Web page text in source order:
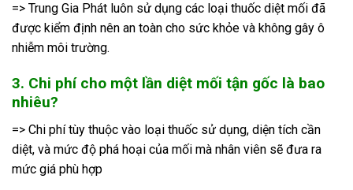
=> Trung Gia Phát luôn sử dụng các loại thuốc diệt mối đã
được kiểm định nên an toàn cho sức khỏe và không gây ô
nhiễm môi trường.
3. Chi phí cho một lần diệt mối tận gốc là bao
nhiêu?
=> Chi phí tùy thuộc vào loại thuốc sử dụng, diện tích cần
diệt, và mức độ phá hoại của mối mà nhân viên sẽ đưa ra
mức giá phù hợp